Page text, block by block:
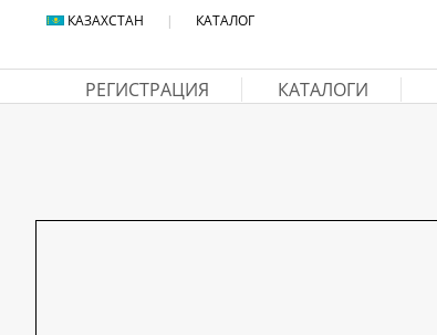
КАЗАХСТАН | КАТАЛОГ
РЕГИСТРАЦИЯ КАТАЛОГИ